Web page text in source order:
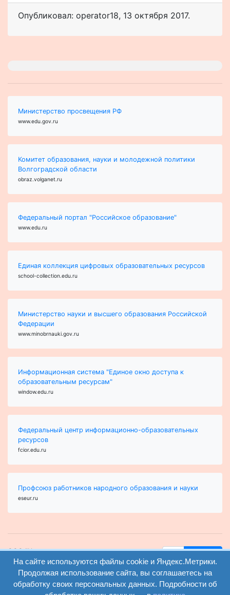
Опубликовал: operator18, 13 октября 2017.
Министерство просвещения РФ
www.edu.gov.ru
Комитет образования, науки и молодежной политики
Волгоградской области
obraz.volganet.ru
Федеральный портал "Российское образование"
www.edu.ru
Единая коллекция цифровых образовательных ресурсов
school-collection.edu.ru
Министерство науки и высшего образования Российской
Федерации
www.minobrnauki.gov.ru
Информационная система "Единое окно доступа к
образовательным ресурсам"
window.edu.ru
Федеральный центр информационно-образовательных
ресурсов
fcior.edu.ru
Профсоюз работников народного образования и науки
eseur.ru
ООО "Центр
образования и
консалтинга"
Волгоград 2008-
2026
вход
регистрация
Найти
Версия
сайта для
На сайте используются файлы cookie и Яндекс.Метрики.
Продолжая использование сайта, вы соглашаетесь на
обработку своих персональных данных. Подробности об